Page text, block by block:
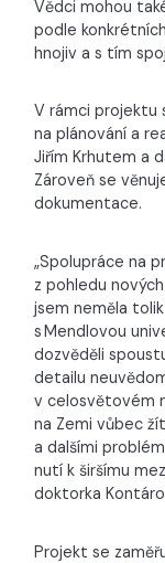
Vědci mohou
podle
hnojiv a s tím
V rámci projektu
na plánování a
Jiřím Krhutem a
Zároveň se
dokumentace.
„Spolupráce na
z pohledu
jsem neměla
s Mendlovou
dozvěděli
detailu
v celosvětovém
na Zemi vůbec
a dalšími
nutí k širšímu
doktorka
Projekt se